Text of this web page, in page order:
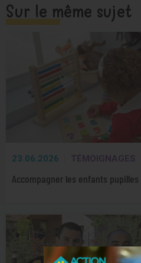
Sur le même sujet
23.06.2026 TÉMOIGNAGES
Accompagner les enfants pupilles